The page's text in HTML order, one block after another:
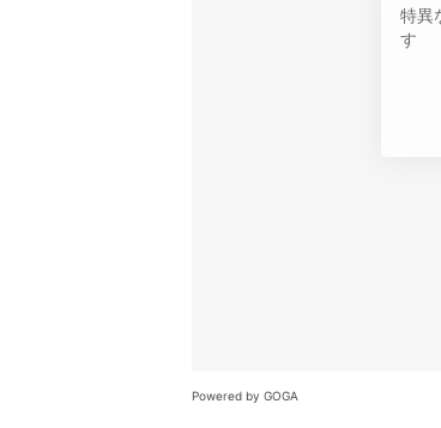
特異
す
Powered by GOGA